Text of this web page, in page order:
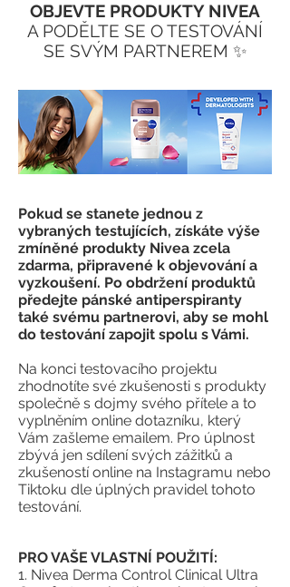
OBJEVTE PRODUKTY NIVEA
A PODĚLTE SE O TESTOVÁNÍ
SE SVÝM PARTNEREM ✨
Pokud se stanete jednou z
vybraných testujících, získáte výše
zmíněné produkty Nivea zcela
zdarma, připravené k objevování a
vyzkoušení. Po obdržení produktů
předejte pánské antiperspiranty
také svému partnerovi, aby se mohl
do testování zapojit spolu s Vámi.
Na konci testovacího projektu
zhodnotíte své zkušenosti s produkty
společně s dojmy svého přítele a to
vyplněním online dotazníku, který
Vám zašleme emailem. Pro úplnost
zbývá jen sdílení svých zážitků a
zkušeností online na Instagramu nebo
Tiktoku dle úplných pravidel tohoto
testování.
PRO VAŠE VLASTNÍ POUŽITÍ:
1. Nivea Derma Control Clinical Ultra